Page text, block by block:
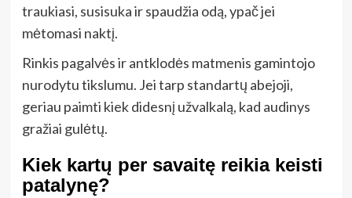
traukiasi, susisuka ir spaudžia odą, ypač jei
mėtomasi naktį.
Rinkis pagalvės ir antklodės matmenis gamintojo
nurodytu tikslumu. Jei tarp standartų abejoji,
geriau paimti kiek didesnį užvalkalą, kad audinys
gražiai gulėtų.
Kiek kartų per savaitę reikia keisti
patalynę?